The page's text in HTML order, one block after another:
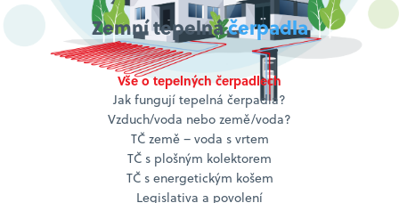
Zemní tepelnáčerpadla
Vše o tepelných čerpadlech
Jak fungují tepelná čerpadla?
Vzduch/voda nebo země/voda?
TČ země – voda s vrtem
TČ s plošným kolektorem
TČ s energetickým košem
Legislativa a povolení